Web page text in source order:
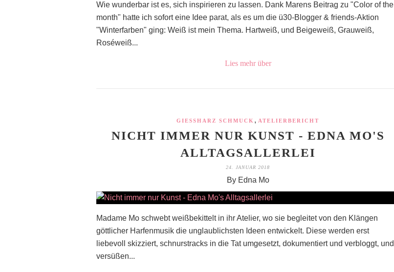
Wie wunderbar ist es, sich inspirieren zu lassen. Dank Marens Beitrag zu "Color of the
month" hatte ich sofort eine Idee parat, als es um die ü30-Blogger & friends-Aktion
"Winterfarben" ging: Weiß ist mein Thema. Hartweiß, und Beigeweiß, Grauweiß,
Roséweiß...
Lies mehr über
GIESSHARZ SCHMUCK , ATELIERBERICHT
NICHT IMMER NUR KUNST - EDNA MO'S
ALLTAGSALLERLEI
24. JANUAR 2018
By Edna Mo
Madame Mo schwebt weißbekittelt in ihr Atelier, wo sie begleitet von den Klängen
göttlicher Harfenmusik die unglaublichsten Ideen entwickelt. Diese werden erst
liebevoll skizziert, schnurstracks in die Tat umgesetzt, dokumentiert und verbloggt, und
versüßen...